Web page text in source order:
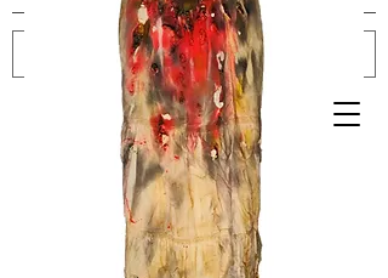
Se connecter